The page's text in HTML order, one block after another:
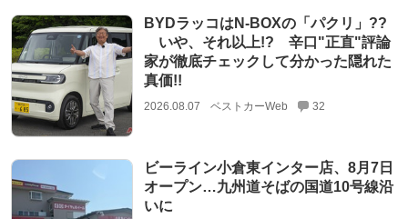
BYDラッコはN-BOXの「パクリ」??
いや、それ以上!? 辛口"正直"評論
家が徹底チェックして分かった隠れた
真価!!
2026.08.07 ベストカーWeb 32
ビーライン小倉東インター店、8月7日
オープン…九州道そばの国道10号線沿
いに